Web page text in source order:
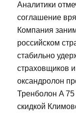
Аналитики
соглашение
Компания
российском
стабильно
страховщиков
оксандролон
Тренболон A
скидкой